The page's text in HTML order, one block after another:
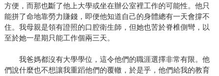
方便，而那也斷了他上大學或坐在辦公室裡工作的可能性。他只
能拼了命地靠勞力賺錢，即便他知道自己的身體總有一天會撐不
住。我母親是領有證照的口腔衛生師，但她也苦於脊椎側彎，以
至於她一星期只能工作個兩三天。
我爸媽都沒有大學學位，這令他們的職涯選擇非常有限。他
們說什麼也不想讓我重蹈他們的覆轍，於是乎，他們給我的教育